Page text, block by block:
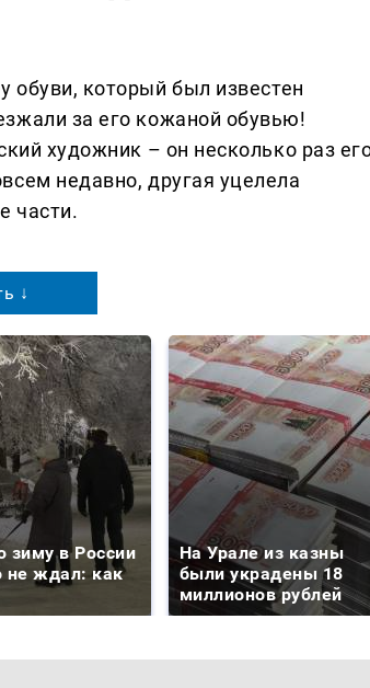
который был известен
за его кожаной обувью!
художник – он несколько раз
недавно, другая уцелела
части.
↓
зиму в России
не ждал: как
На Урале из казны
были украдены 18
миллионов рублей